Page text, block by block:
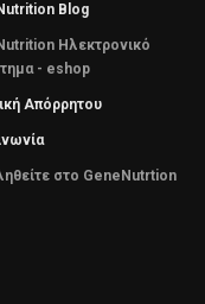
Blog
Ηλεκτρονικό
- eshop
Απόρρητου
στο GeneNutrtion